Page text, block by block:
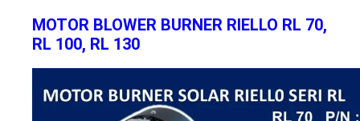
MOTOR BLOWER BURNER RIELLO RL 70,
RL 100, RL 130